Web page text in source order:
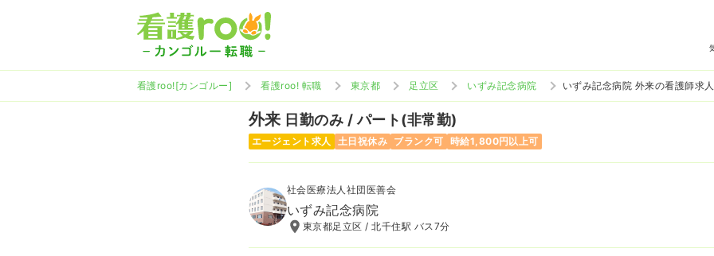
看護roo![カンゴルー] 看護roo! 転職 東京都 足立区 いずみ記念病院 いずみ記念病院 外来の看護師求人
外来 日勤のみ / パート(非常勤)
エージェント求人 土日祝休み ブランク可 時給1,800円以上可
社会医療法人社団医善会
いずみ記念病院
東京都足立区 / 北千住駅 バス7分